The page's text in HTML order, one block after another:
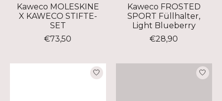
Kaweco MOLESKINE
X KAWECO STIFTE-
SET
€73,50
Kaweco FROSTED
SPORT Füllhalter,
Light Blueberry
€28,90